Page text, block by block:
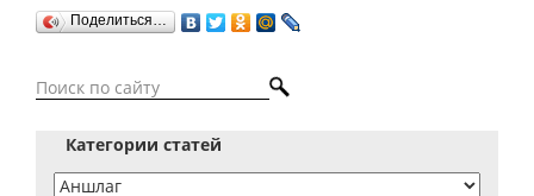
Поделиться…
Категории статей